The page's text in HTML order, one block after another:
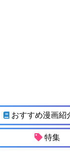
おすすめ漫画紹
特集